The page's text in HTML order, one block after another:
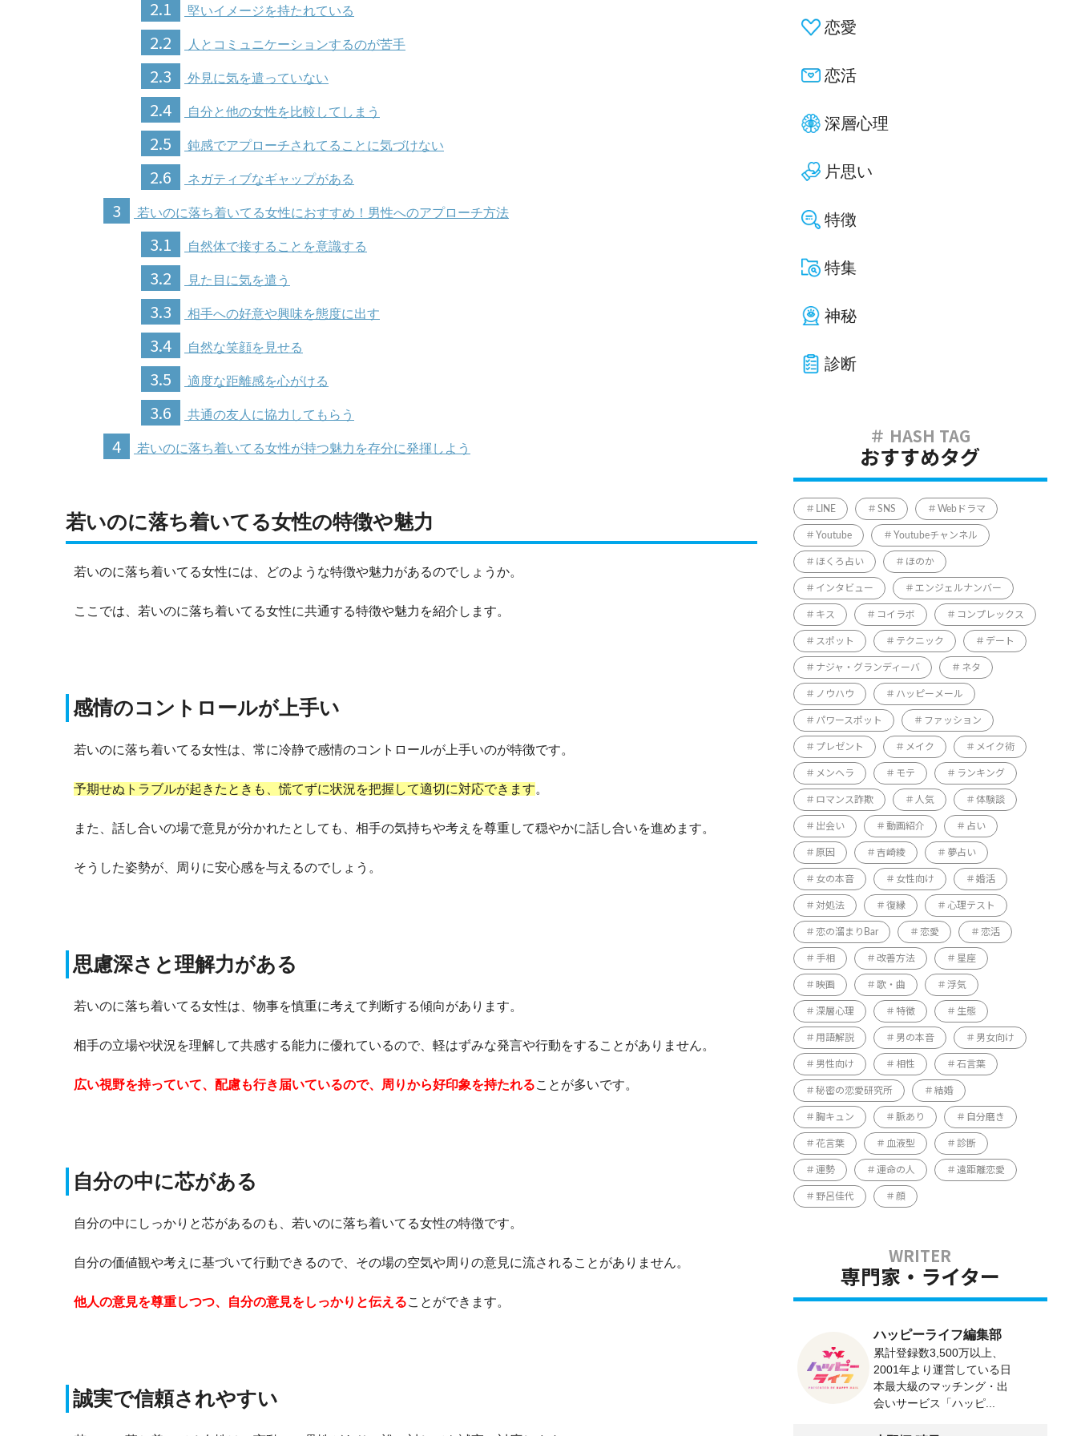
2.1 堅いイメージを持たれている
2.2 人とコミュニケーションするのが苦手
2.3 外見に気を遣っていない
2.4 自分と他の女性を比較してしまう
2.5 鈍感でアプローチされてることに気づけない
2.6 ネガティブなギャップがある
3 若いのに落ち着いてる女性におすすめ！男性へのアプローチ方法
3.1 自然体で接することを意識する
3.2 見た目に気を遣う
3.3 相手への好意や興味を態度に出す
3.4 自然な笑顔を見せる
3.5 適度な距離感を心がける
3.6 共通の友人に協力してもらう
4 若いのに落ち着いてる女性が持つ魅力を存分に発揮しよう
若いのに落ち着いてる女性の特徴や魅力
若いのに落ち着いてる女性には、どのような特徴や魅力があるのでしょうか。
ここでは、若いのに落ち着いてる女性に共通する特徴や魅力を紹介します。
感情のコントロールが上手い
若いのに落ち着いてる女性は、常に冷静で感情のコントロールが上手いのが特徴です。
予期せぬトラブルが起きたときも、慌てずに状況を把握して適切に対応できます。
また、話し合いの場で意見が分かれたとしても、相手の気持ちや考えを尊重して穏やかに話し合いを進めます。
そうした姿勢が、周りに安心感を与えるのでしょう。
思慮深さと理解力がある
若いのに落ち着いてる女性は、物事を慎重に考えて判断する傾向があります。
相手の立場や状況を理解して共感する能力に優れているので、軽はずみな発言や行動をすることがありません。
広い視野を持っていて、配慮も行き届いているので、周りから好印象を持たれることが多いです。
自分の中に芯がある
自分の中にしっかりと芯があるのも、若いのに落ち着いてる女性の特徴です。
自分の価値観や考えに基づいて行動できるので、その場の空気や周りの意見に流されることがありません。
他人の意見を尊重しつつ、自分の意見をしっかりと伝えることができます。
誠実で信頼されやすい
恋愛
恋活
深層心理
片思い
特徴
特集
神秘
診断
おすすめタグ
LINE SNS Webドラマ
Youtube Youtubeチャンネル
ほくろ占い ほのか
インタビュー エンジェルナンバー
キス コイラボ コンプレックス
スポット テクニック デート
ナジャ・グランディーバ ネタ
ノウハウ ハッピーメール
パワースポット ファッション
プレゼント メイク メイク術
メンヘラ モテ ランキング
ロマンス詐欺 人気 体験談
出会い 動画紹介 占い
原因 吉崎綾 夢占い
女の本音 女性向け 婚活
対処法 復縁 心理テスト
恋の溜まりBar 恋愛 恋活
手相 改善方法 星座
映画 歌・曲 浮気
深層心理 特徴 生態
用語解説 男の本音 男女向け
男性向け 相性 石言葉
秘密の恋愛研究所 結婚
胸キュン 脈あり 自分磨き
花言葉 血液型 診断
運勢 運命の人 遠距離恋愛
野呂佳代 顔
専門家・ライター
ハッピーライフ編集部
累計登録数3,500万以上、
2001年より運営している日
本最大級のマッチング・出
会いサービス「ハッピ...